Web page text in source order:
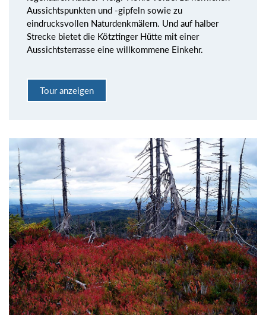
Aussichtspunkten und -gipfeln sowie zu
eindrucksvollen Naturdenkmälern. Und auf halber
Strecke bietet die Kötztinger Hütte mit einer
Aussichtsterrasse eine willkommene Einkehr.
Tour anzeigen